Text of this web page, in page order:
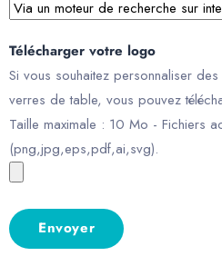
Télécharger votre logo
Si vous souhaitez personnaliser
verres de table, vous pouvez
Taille maximale : 10 Mo - Fichiers
(png,jpg,eps,pdf,ai,svg).